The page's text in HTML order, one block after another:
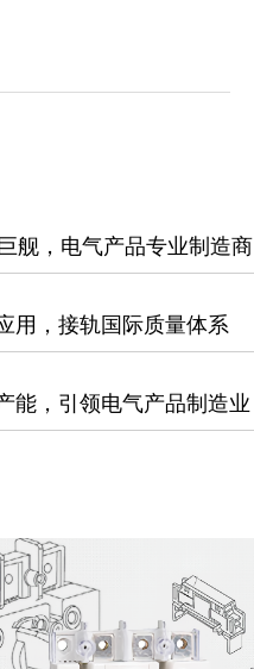
舰，电气产品专业制造商
用，接轨国际质量体系
能，引领电气产品制造业